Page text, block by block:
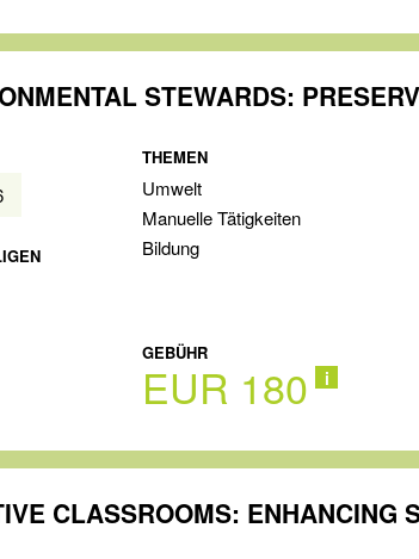
THEMEN
Umwelt
Manuelle Tätigkeiten
Bildung
GEBÜHR
EUR 180 i